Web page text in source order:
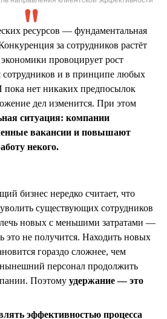
ресурсов — фундаментальная
за сотрудников растёт
провоцирует рост
сотрудников и в принципе любых
пока нет никаких предпосылок
дел изменится. При этом
ситуация: компании
вакансии и повышают
некого.
бизнес нередко считает, что
существующих сотрудников
новых с меньшими затратами —
это не получится. Находить новых
гораздо сложнее, чем
персонал продолжить
Поэтому удержание — это
эффективностью процесса